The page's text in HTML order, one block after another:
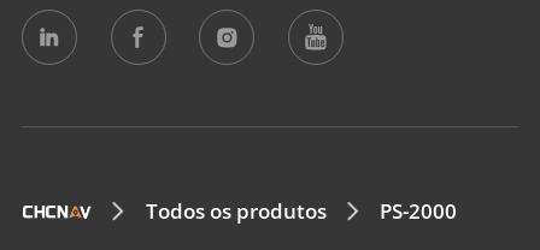
Todos os produtos PS-2000